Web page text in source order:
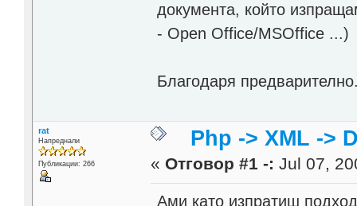
документа, който
- Open Office/MSOffice ...)
Благодаря
rat
Напреднали
Публикации: 266
Php -> XML ->
« Отговор #1 -: Jul 07,
Ами като изпратиш